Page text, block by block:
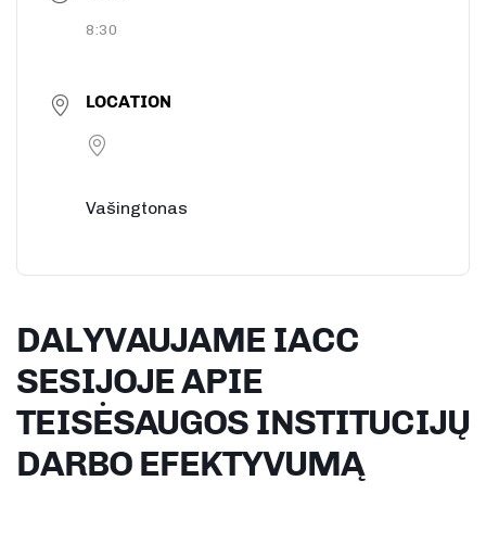
8:30
LOCATION
Vašingtonas
DALYVAUJAME IACC
SESIJOJE APIE
TEISĖSAUGOS INSTITUCIJŲ
DARBO EFEKTYVUMĄ